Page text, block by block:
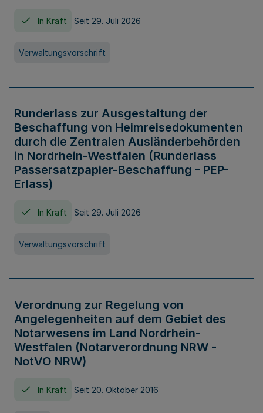
In Kraft Seit 29. Juli 2026
Verwaltungsvorschrift
Runderlass zur Ausgestaltung der
Beschaffung von Heimreisedokumenten
durch die Zentralen Ausländerbehörden
in Nordrhein-Westfalen (Runderlass
Passersatzpapier-Beschaffung - PEP-
Erlass)
In Kraft Seit 29. Juli 2026
Verwaltungsvorschrift
Verordnung zur Regelung von
Angelegenheiten auf dem Gebiet des
Notarwesens im Land Nordrhein-
Westfalen (Notarverordnung NRW -
NotVO NRW)
In Kraft Seit 20. Oktober 2016